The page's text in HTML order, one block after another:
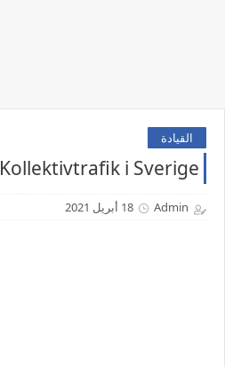
القيادة
Kollektivtrafik i Sverige
Admin 18 أبريل 2021